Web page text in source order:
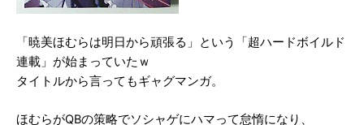
「暁美ほむらは明日から頑張る」という「超ハードボイルド
連載」が始まっていたｗ
タイトルから言ってもギャグマンガ。
ほむらがQBの策略でソシャゲにハマって怠惰になり、